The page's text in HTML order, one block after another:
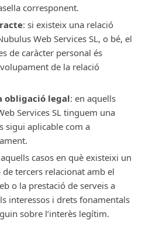
Telèfon.
a potencials clients
dades o aspectes tractats, la
el temps, el volum de dades,
l’exhaustivitat sobre
la freqüència de recollida, etc.
de risc en el tractament de
de sol·licitud de pressupost
corresponent.
: si existeix una relació
Web Services SL, o bé, el
de caràcter personal és
de la relació
obligació legal: en aquells
Services SL tinguem una
sigui aplicable com a
casos en què existeixi un
tercers relacionat amb el
o la prestació de serveis a
interessos i drets fonamentals
sobre l’interès legítim.